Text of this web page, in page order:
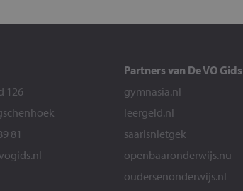
126
81
Partners van De VO Gids
gymnasia.nl
leergeld.nl
saarisnietgek
openbaaronderwijs.nu
oudersenonderwijs.nl